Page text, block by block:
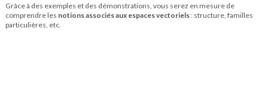
Grâce à des exemples et des démonstrations, vous serez en mesure de
comprendre les notions associés aux espaces vectoriels: structure, familles
particulières, etc.